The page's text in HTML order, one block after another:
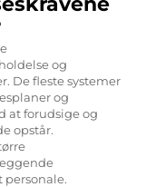
og
De fleste systemer
og
at forudsige og
opstår.